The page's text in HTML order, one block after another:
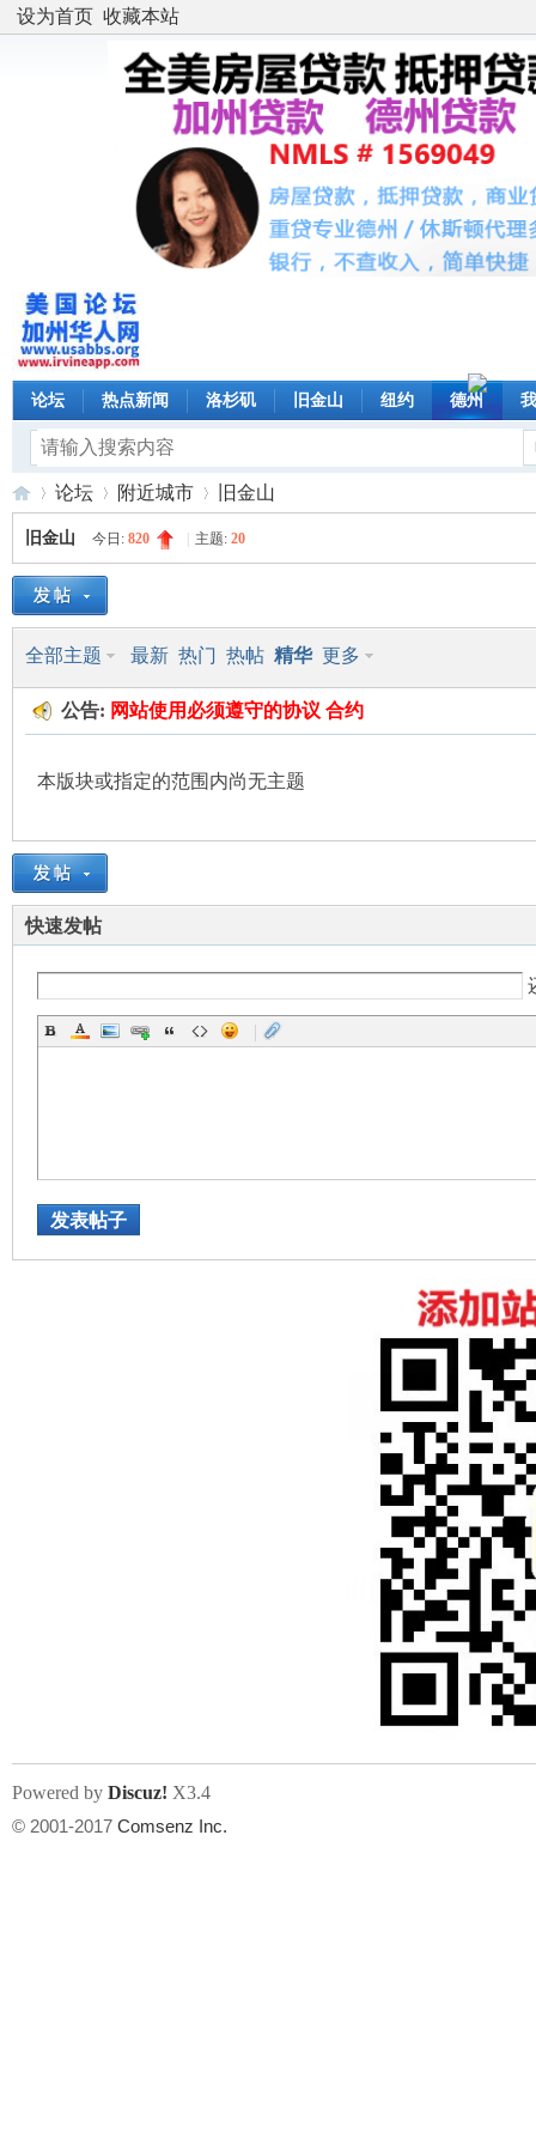
设为首页 收藏本站
论坛 热点新闻 洛杉矶 旧金山 纽约 德州
美
州
»
论坛 附近城市 旧金山
旧金山 今日: 820 主题: 20
全部主题 最新 热门 热帖 精华 更多
公告: 网站使用 必须遵守的协议 合约
本版块或指定的范围内尚无主题
快速发帖
|
发表帖子
Powered by Discuz! X3.4
© 2001-2017 Comsenz Inc.